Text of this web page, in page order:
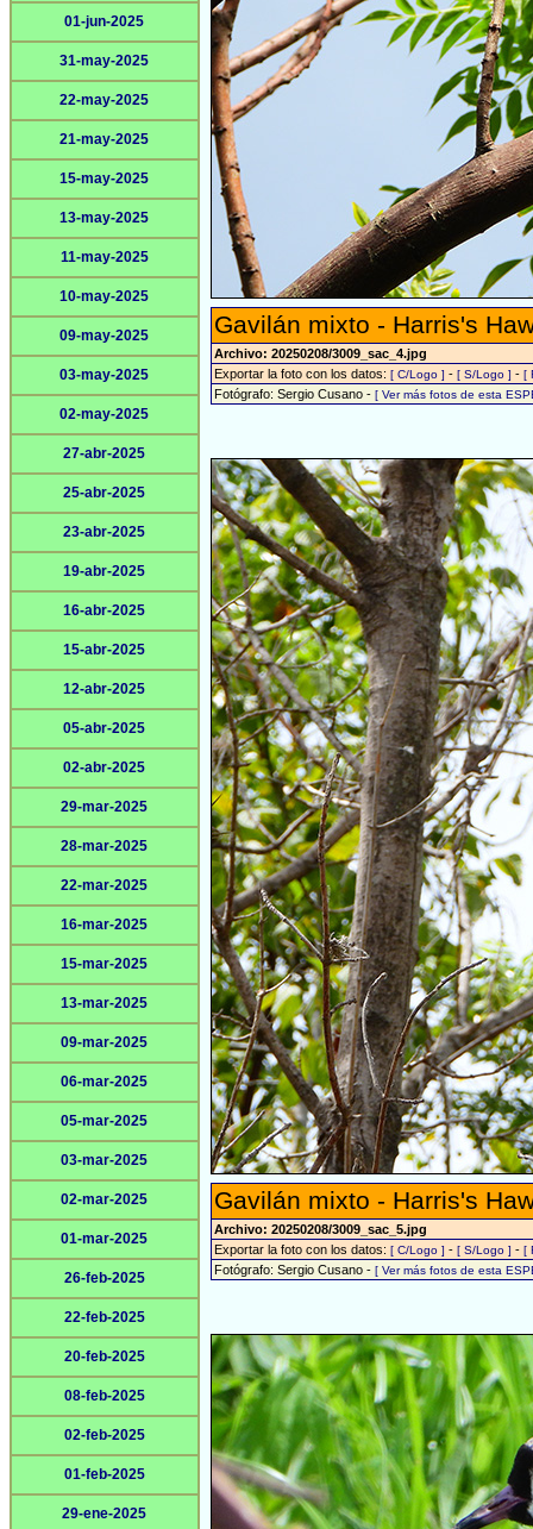
01-jun-2025
31-may-2025
22-may-2025
21-may-2025
15-may-2025
13-may-2025
11-may-2025
10-may-2025
09-may-2025
03-may-2025
02-may-2025
27-abr-2025
25-abr-2025
23-abr-2025
19-abr-2025
16-abr-2025
15-abr-2025
12-abr-2025
05-abr-2025
02-abr-2025
29-mar-2025
28-mar-2025
22-mar-2025
16-mar-2025
15-mar-2025
13-mar-2025
09-mar-2025
06-mar-2025
05-mar-2025
03-mar-2025
02-mar-2025
01-mar-2025
26-feb-2025
22-feb-2025
20-feb-2025
08-feb-2025
02-feb-2025
01-feb-2025
29-ene-2025
Gavilán mixto - Harris's
Archivo: 20250208/3009_sac_4.jpg
Exportar la foto con los datos: [ C/Logo ] - [ S/Logo ] - [
Fotógrafo: Sergio Cusano - [ Ver más fotos de esta
Gavilán mixto - Harris's
Archivo: 20250208/3009_sac_5.jpg
Exportar la foto con los datos: [ C/Logo ] - [ S/Logo ] - [
Fotógrafo: Sergio Cusano - [ Ver más fotos de esta